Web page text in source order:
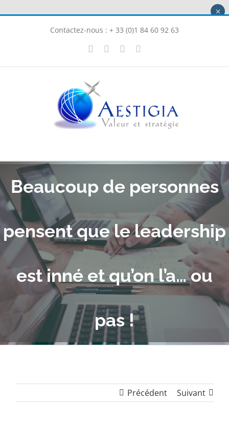
Contactez-nous : + 33 (0)1 84 60 92 63
LinkedInInstagram
Beaucoup de personnes
pensent que le leadership
est inné et qu’on l’a… ou
pas !
Précédent Suivant
×